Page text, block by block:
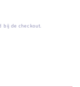
bij de checkout.